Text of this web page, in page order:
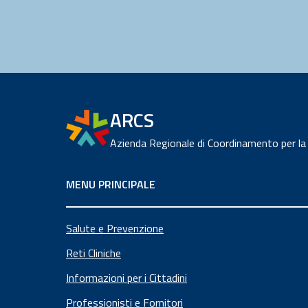
ARCS
Azienda Regionale di Coordinamento per
MENU PRINCIPALE
Salute e Prevenzione
Reti Cliniche
Informazioni per i Cittadini
Professionisti e Fornitori